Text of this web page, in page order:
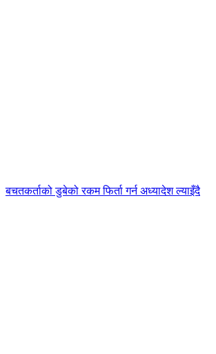
बचतकर्ताको डुबेको रकम फिर्ता गर्न अध्यादेश ल्याइँदै